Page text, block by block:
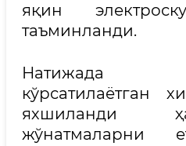
яқин
таъминланди.
Натижада
кўрсатилаётган
яхшиланди
жўнатмаларни